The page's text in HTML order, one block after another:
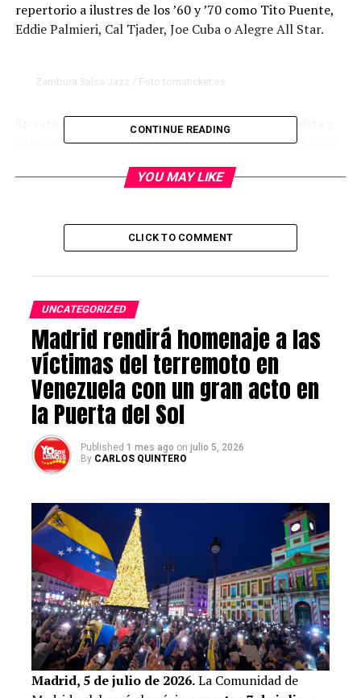
repertorio a ilustres de los ’60 y ’70 como Tito Puente,
Eddie Palmieri, Cal Tjader, Joe Cuba o Alegre All Star.
Zambura Salsa Jazz / Foto tomaticket.es
En esta ocasión, nos presentan un tributo al pianista y
compositor neoyorkino de origen portorriqueño EDDIE
innovadores en la historia de la música hispana y uno de
Estilos: #Boogaloo #Jazzy #Salsa
Precio: Anticipada: 10€ + gg Taquilla: 12€
Pase: 21:00h
madridenvivo.com
Post Views: 506
RELATED TOPICS:
ESPECTÁCULOS EN MADRID|MÚSICOS VENEZOLANOS EN
ESPAÑA|PERCUSIONISTA ALFREDO PERDOMO|ZAMBURA SALSA
JAZZ
UP NEXT
¿Recuerdas a la actriz Marianela González?
DON'T MISS
Estados Unidos reclama al chavismo «elecciones libres y
justas» en Venezuela
CONTINUE READING
YOU MAY LIKE
CLICK TO COMMENT
UNCATEGORIZED
Madrid rendirá homenaje a las
víctimas del terremoto en
Venezuela con un gran acto en
la Puerta del Sol
Published 1 mes ago on julio 5, 2026
By CARLOS QUINTERO
Madrid, 5 de julio de 2026.La Comunidad de